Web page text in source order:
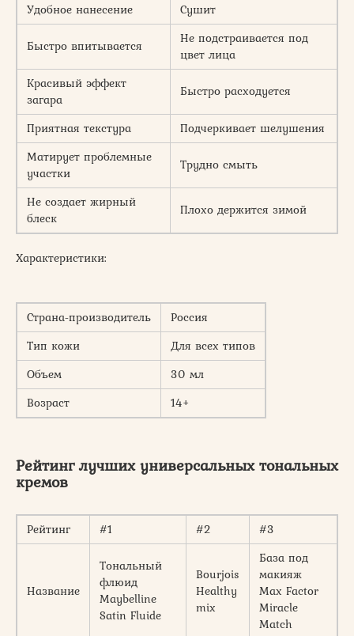
Удобное нанесение
Сушит
Быстро впитывается
Не подстраивается под
цвет лица
Красивый эффект
загара
Быстро расходуется
Приятная текстура
Подчеркивает шелушения
Матирует проблемные
участки
Трудно смыть
Не создает жирный
блеск
Плохо держится зимой
Характеристики:
Страна-производитель
Россия
Тип кожи
Для всех типов
Объем
30 мл
Возраст
14+
Рейтинг лучших универсальных тональных
кремов
Рейтинг #1 #2 #3
Название
Тональный
флюид
Maybelline
Satin Fluide
Bourjois
Healthy
mix
База под
макияж
Max Factor
Miracle
Match